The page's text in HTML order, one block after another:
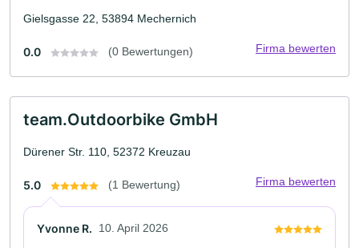
Gielsgasse 22, 53894 Mechernich
0.0 (0 Bewertungen) Firma bewerten
team.Outdoorbike GmbH
Dürener Str. 110, 52372 Kreuzau
5.0 (1 Bewertung) Firma bewerten
Yvonne R. 10. April 2026